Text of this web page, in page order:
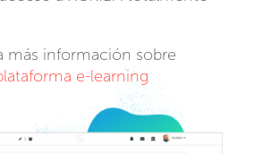
más información sobre
e-learning